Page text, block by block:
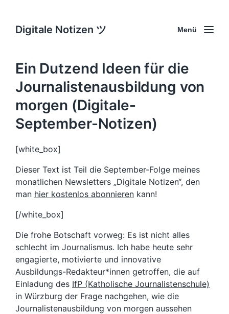
Digitale Notizen ツ Menü
Ein Dutzend Ideen für die
Journalistenausbildung von
morgen (Digitale-
September-Notizen)
[white_box]
Dieser Text ist Teil die September-Folge meines
monatlichen Newsletters „Digitale Notizen“, den
man hier kostenlos abonnieren kann!
[/white_box]
Die frohe Botschaft vorweg: Es ist nicht alles
schlecht im Journalismus. Ich habe heute sehr
engagierte, motivierte und innovative
Ausbildungs-Redakteur*innen getroffen, die auf
Einladung des IfP (Katholische Journalistenschule)
in Würzburg der Frage nachgehen, wie die
Journalistenausbildung von morgen aussehen